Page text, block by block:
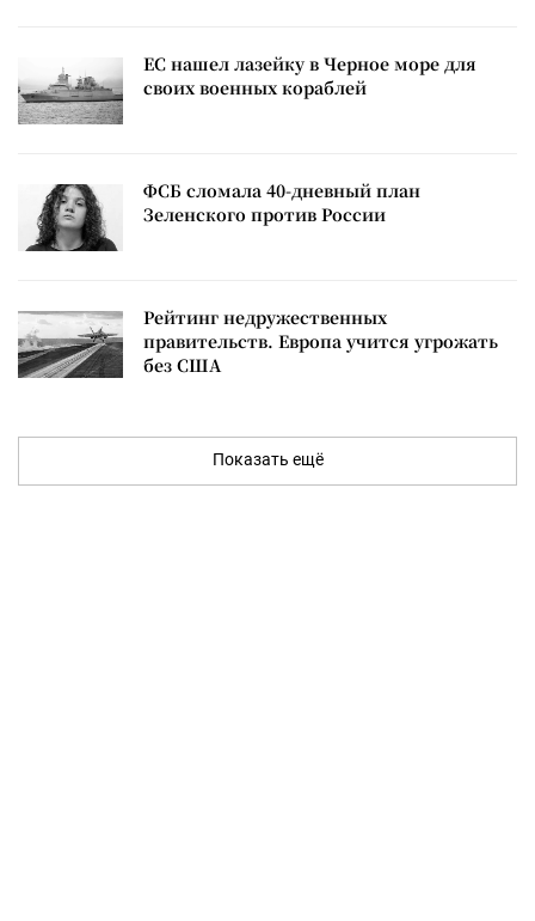
ЕС нашел лазейку в Черное море для
своих военных кораблей
ФСБ сломала 40-дневный план
Зеленского против России
Рейтинг недружественных
правительств. Европа учится угрожать
без США
Показать ещё